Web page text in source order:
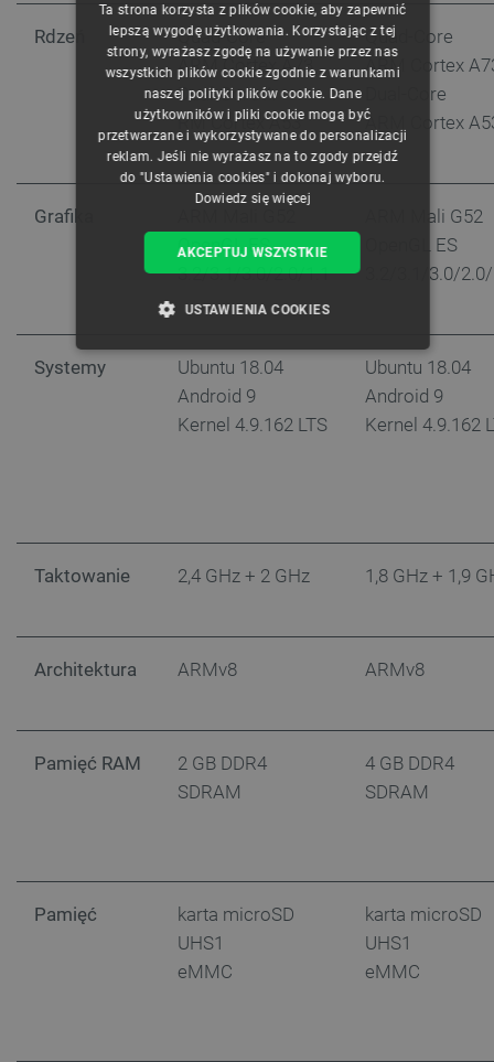
Rdzeń
Quad-Core
ARM Cortex A73
Dual-Core A
RM Cortex A53
Quad-Core
ARM Cortex
Dual-Core
ARM Cortex
Grafika
OpenGL ES
3.2/3.1/3.0/2.0/1.1
ARM Mali G52
OpenGL ES
3.2/3.1/3.0/
Systemy
Ubuntu 18.04
Android 9
Kernel 4.9.162 LTS
Ubuntu 18.04
Android 9
Kernel 4.9.162
Taktowanie 2,4 GHz + 2 GHz 1,8 GHz + 1,9
Architektura ARMv8 ARMv8
Pamięć RAM
2 GB DDR4
SDRAM
4 GB DDR4
SDRAM
Pamięć
karta microSD
UHS1
eMMC
karta microSD
UHS1
eMMC
CZECH
ENGLISH
GERMAN
Ta strona korzysta z plików cookie, aby zapewnić
lepszą wygodę użytkowania. Korzystając z tej
strony, wyrażasz zgodę na używanie przez nas
wszystkich plików cookie zgodnie z warunkami
naszej polityki plików cookie. Dane
użytkowników i pliki cookie mogą być
przetwarzane i wykorzystywane do personalizacji
reklam. Jeśli nie wyrażasz na to zgody przejdź
do "Ustawienia cookies" i dokonaj wyboru.
Dowiedz się więcej
AKCEPTUJ WSZYSTKIE
USTAWIENIA COOKIES
NIEZBĘDNE WYDAJNOŚĆ
Niezbędne pliki cookie umożliwiają korzystanie z
jak logowanie użytkownika i zarządzanie kontem.
Domena
PrestaShop-[abcdef0123456789]{32} .botland.com.pl
_lb .botland.com.pl